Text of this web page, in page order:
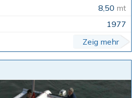
8,50 mt
1977
Zeig mehr